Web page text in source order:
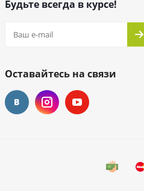
Будьте всегда в курсе!
Оставайтесь на связи